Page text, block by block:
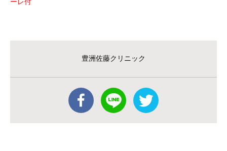
ーレ付
豊洲佐藤クリニック